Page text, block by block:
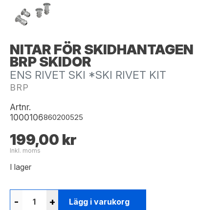
NITAR FÖR SKIDHANTAGEN
BRP SKIDOR
ENS RIVET SKI *SKI RIVET KIT
BRP
Artnr.
1000106860200525
199,00 kr
Inkl. moms
I lager
- + Lägg i varukorg